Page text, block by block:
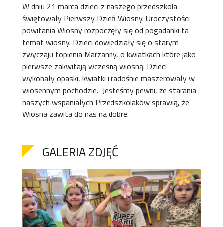
W dniu 21 marca dzieci z naszego przedszkola
świętowały Pierwszy Dzień Wiosny. Uroczystości
powitania Wiosny rozpoczęły się od pogadanki ta
temat wiosny. Dzieci dowiedziały się o starym
zwyczaju topienia Marzanny, o kwiatkach które jako
pierwsze zakwitają wczesną wiosną. Dzieci
wykonały opaski, kwiatki i radośnie maszerowały w
wiosennym pochodzie. Jesteśmy pewni, że starania
naszych wspaniałych Przedszkolaków sprawią, że
Wiosna zawita do nas na dobre.
GALERIA ZDJĘĆ